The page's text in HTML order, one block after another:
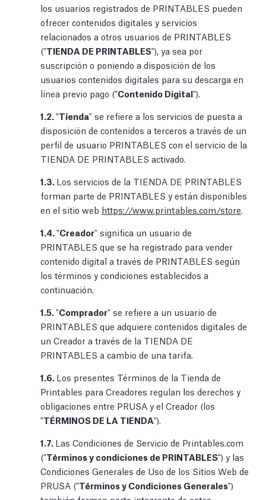
los usuarios registrados de PRINTABLES pueden
ofrecer contenidos digitales y servicios
relacionados a otros usuarios de PRINTABLES
("TIENDA DE PRINTABLES"), ya sea por
suscripción o poniendo a disposición de los
usuarios contenidos digitales para su descarga en
línea previo pago ("Contenido Digital").
1.2."Tienda" se refiere a los servicios de puesta a
disposición de contenidos a terceros a través de un
perfil de usuario PRINTABLES con el servicio de la
TIENDA DE PRINTABLES activado.
1.3. Los servicios de la TIENDA DE PRINTABLES
forman parte de PRINTABLES y están disponibles
en el sitio web https://www.printables.com/store.
1.4."Creador" significa un usuario de
PRINTABLES que se ha registrado para vender
contenido digital a través de PRINTABLES según
los términos y condiciones establecidos a
continuación.
1.5."Comprador" se refiere a un usuario de
PRINTABLES que adquiere contenidos digitales de
un Creador a través de la TIENDA DE
PRINTABLES a cambio de una tarifa.
1.6. Los presentes Términos de la Tienda de
Printables para Creadores regulan los derechos y
obligaciones entre PRUSA y el Creador (los
"TÉRMINOS DE LA TIENDA").
1.7. Las Condiciones de Servicio de Printables.com
("Términos y condiciones de PRINTABLES") y las
Condiciones Generales de Uso de los Sitios Web de
PRUSA ("Términos y Condiciones Generales")